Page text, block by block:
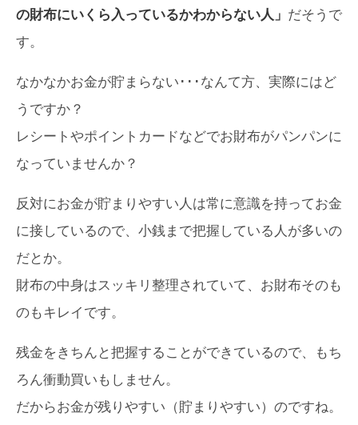
の財布にいくら入っているかわからない人」 だそうで
す。
なかなかお金が貯まらない･･･なんて方、実際にはど
うですか？
レシートやポイントカードなどでお財布がパンパンに
なっていませんか？
反対にお金が貯まりやすい人は常に意識を持ってお金
に接しているので、小銭まで把握している人が多いの
だとか。
財布の中身はスッキリ整理されていて、お財布そのも
のもキレイです。
残金をきちんと把握することができているので、もち
ろん衝動買いもしません。
だからお金が残りやすい（貯まりやすい）のですね。